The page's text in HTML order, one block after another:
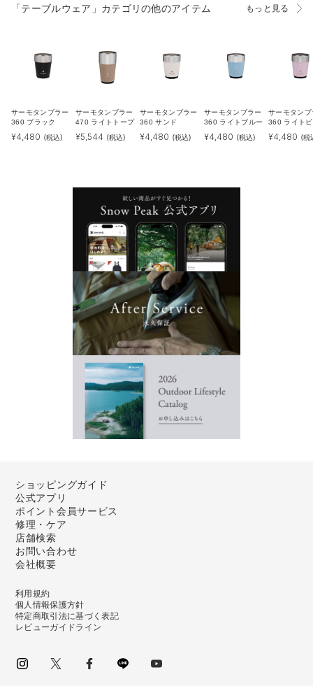
「テーブルウェア」カテゴリの他のアイテム もっと見る
サーモタンブラー
360 ブラック
¥4,480 (税込)
サーモタンブラー
470 ライトトープ
¥5,544 (税込)
サーモタンブラー
360 サンド
¥4,480 (税込)
サーモタンブラー
360 ライトブルー
¥4,480 (税込)
サーモタンブ
360 ライト
¥4,480 (税
ショッピングガイド
公式アプリ
ポイント会員サービス
修理・ケア
店舗検索
お問い合わせ
会社概要
利用規約
個人情報保護方針
特定商取引法に基づく表記
レビューガイドライン